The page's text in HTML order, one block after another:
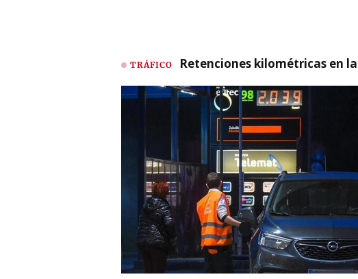
TRÁFICO Retenciones kilométricas en